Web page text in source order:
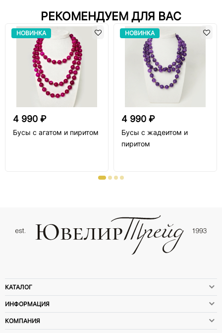
РЕКОМЕНДУЕМ ДЛЯ ВАС
НОВИНКА
4 990 ₽
Бусы с агатом и пиритом
НОВИНКА
4 990 ₽
Бусы с жадеитом и
пиритом
КАТАЛОГ
ИНФОРМАЦИЯ
КОМПАНИЯ